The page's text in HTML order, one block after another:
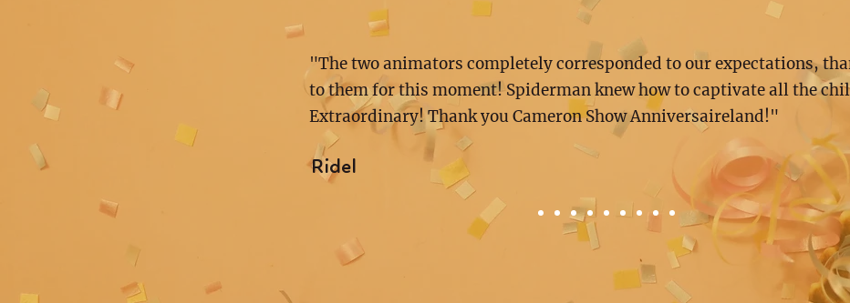
"The two animators completely corresponded to our expectations,
to them for this moment! Spiderman knew how to captivate all the
Extraordinary! Thank you Cameron Show Anniversaireland!"
Ridel